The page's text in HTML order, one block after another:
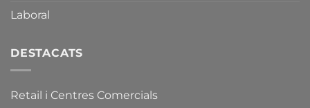
Laboral
DESTACATS
Retail i Centres Comercials